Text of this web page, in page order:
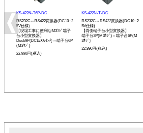
KS-422N-T6P-DC
RS232C⇔RS422変換器(DC10~2
5V仕様)
【現場工事に便利なM3ﾈｼﾞ端子
台小型変換器】
Dsub9P(DCE/ﾒｽ/ｲﾝﾁ)⇔端子台6P
(M3ﾈｼﾞ)
22,990円(税込)
KS-422N-T-DC
RS232C⇔RS422変換器(DC10~2
5V仕様)
【両側端子台小型変換器】
端子台3P(M3ﾈｼﾞ)⇔端子台6P(M
3ﾈｼﾞ)
22,990円(税込)